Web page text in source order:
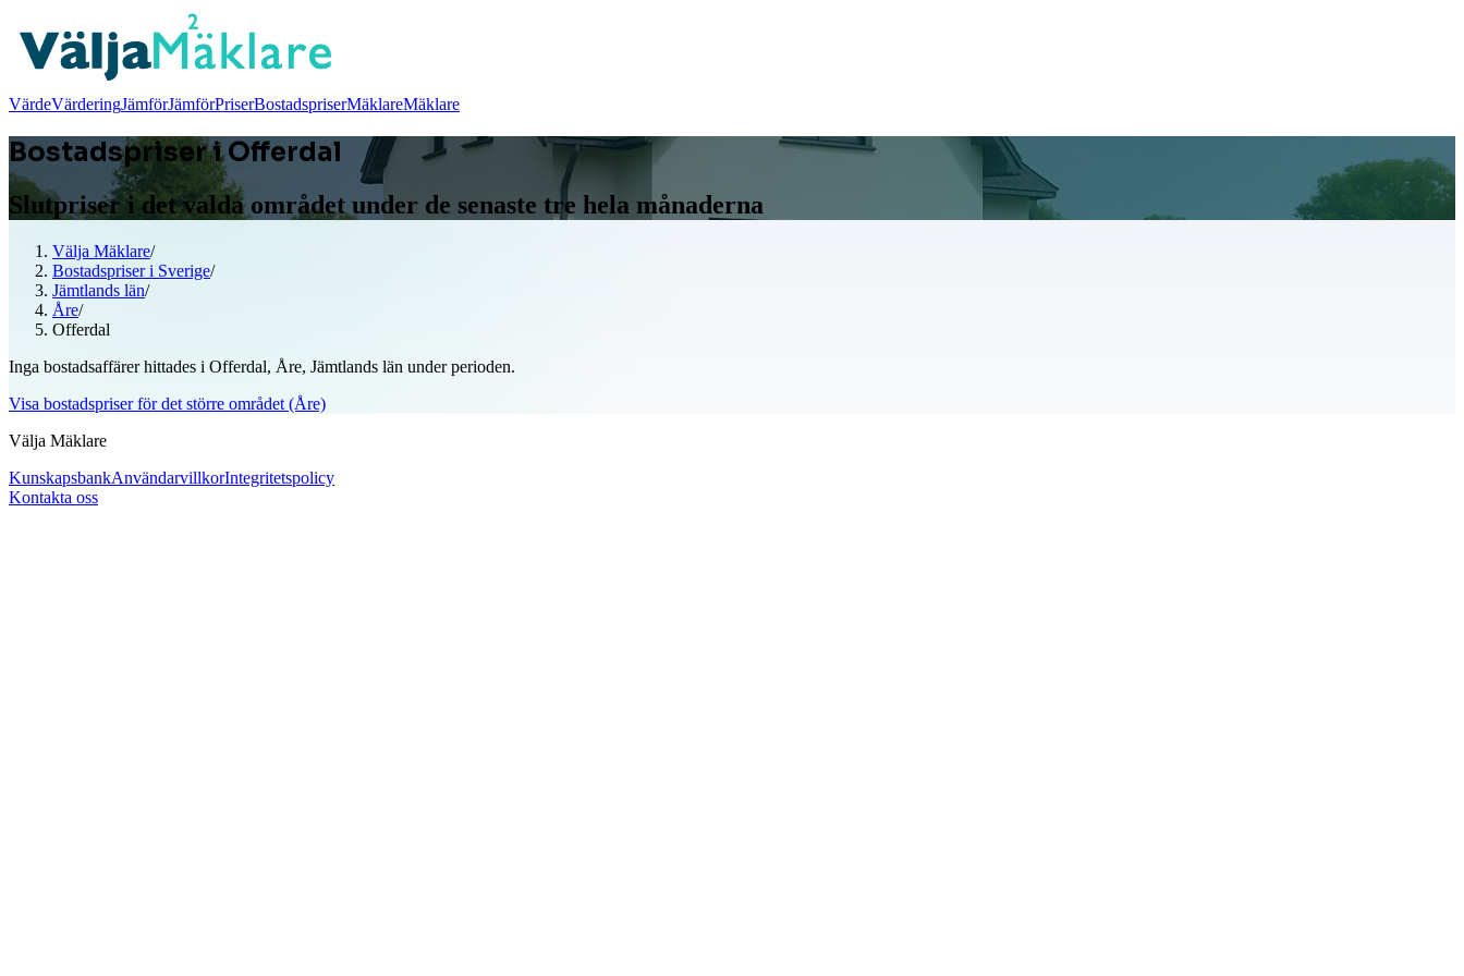
VärdeVärderingJämförJämförPriserBostadspriserMäklareMäklare
Bostadspriser i Offerdal
Slutpriser i det valda området under de senaste tre hela månaderna
Välja Mäklare/
Bostadspriser i Sverige/
Jämtlands län/
Åre/
Offerdal
Inga bostadsaffärer hittades i Offerdal, Åre, Jämtlands län under perioden.
Visa bostadspriser för det större området (Åre)
Välja Mäklare
KunskapsbankAnvändarvillkorIntegritetspolicy
Kontakta oss